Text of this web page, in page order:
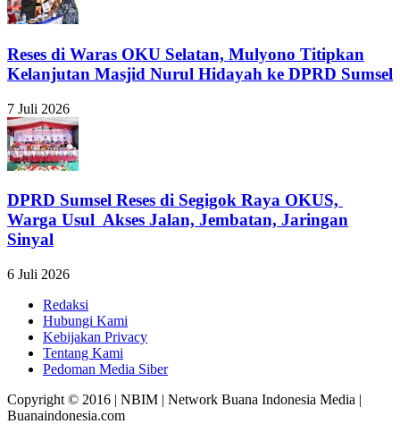
Reses di Waras OKU Selatan, Mulyono Titipkan
Kelanjutan Masjid Nurul Hidayah ke DPRD Sumsel
7 Juli 2026
DPRD Sumsel Reses di Segigok Raya OKUS,
Warga Usul Akses Jalan, Jembatan, Jaringan
Sinyal
6 Juli 2026
Redaksi
Hubungi Kami
Kebijakan Privacy
Tentang Kami
Pedoman Media Siber
Copyright © 2016 | NBIM | Network Buana Indonesia Media |
Buanaindonesia.com